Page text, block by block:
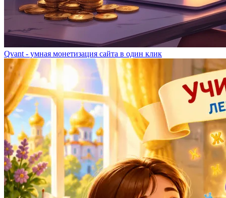
Qvant - умная монетизация сайта в один клик